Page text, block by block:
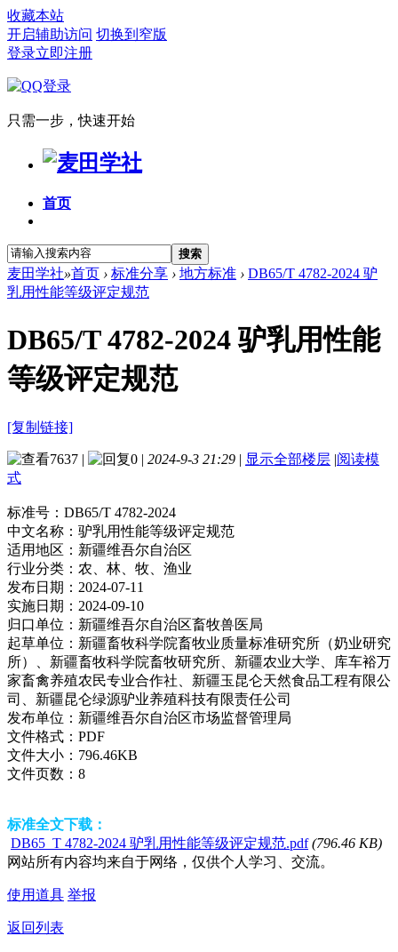
收藏本站
开启辅助访问 切换到窄版
登录立即注册
只需一步，快速开始
首页
搜索
麦田学社»首页 › 标准分享 › 地方标准 › DB65/T 4782-2024 驴
乳用性能等级评定规范
DB65/T 4782-2024 驴乳用性能
等级评定规范
[复制链接]
7637 | 0 | 2024-9-3 21:29 | 显示全部楼层 |阅读模
式
标准号： DB65/T 4782-2024
中文名称： 驴乳用性能等级评定规范
适用地区： 新疆维吾尔自治区
行业分类： 农、林、牧、渔业
发布日期： 2024-07-11
实施日期： 2024-09-10
归口单位： 新疆维吾尔自治区畜牧兽医局
起草单位： 新疆畜牧科学院畜牧业质量标准研究所（奶业研究
所）、新疆畜牧科学院畜牧研究所、新疆农业大学、库车裕万
家畜禽养殖农民专业合作社、新疆玉昆仑天然食品工程有限公
司、新疆昆仑绿源驴业养殖科技有限责任公司
发布单位： 新疆维吾尔自治区市场监督管理局
文件格式： PDF
文件大小： 796.46KB
文件页数： 8
标准全文下载：
DB65_T 4782-2024 驴乳用性能等级评定规范.pdf (796.46 KB)
网站所有内容均来自于网络，仅供个人学习、交流。
使用道具 举报
返回列表